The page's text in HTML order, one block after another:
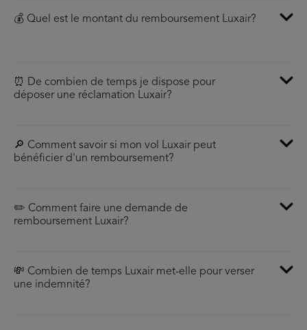
💰 Quel est le montant du remboursement Luxair?
⏰ De combien de temps je dispose pour
déposer une réclamation Luxair?
🔎 Comment savoir si mon vol Luxair peut
bénéficier d'un remboursement?
✏️ Comment faire une demande de
remboursement Luxair?
💸 Combien de temps Luxair met-elle pour verser
une indemnité?